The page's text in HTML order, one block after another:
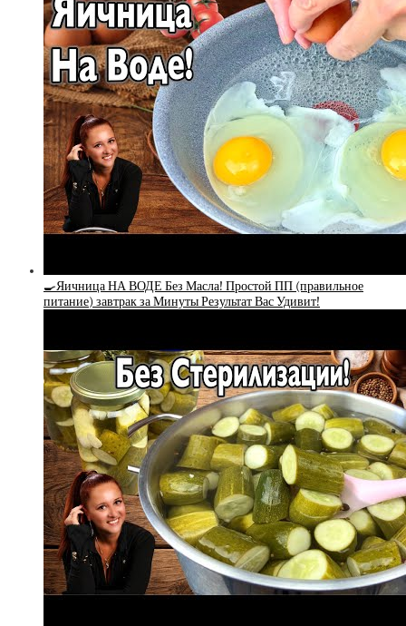
🍳Яичница НА ВОДЕ Без Масла! Простой ПП (правильное
питание) завтрак за Минуты Результат Вас Удивит!